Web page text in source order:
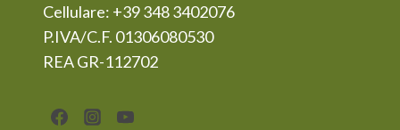
Cellulare: +39 348 3402076
P.IVA/C.F. 01306080530
REA GR-112702